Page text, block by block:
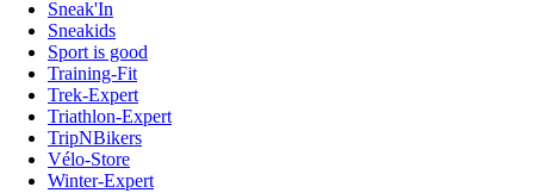
Sneak'In
Sneakids
Sport is good
Training-Fit
Trek-Expert
Triathlon-Expert
TripNBikers
Vélo-Store
Winter-Expert